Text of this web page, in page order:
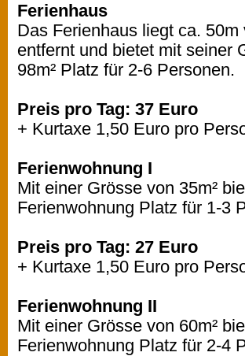
Ferienhaus
Das Ferienhaus liegt ca. 50m
entfernt und bietet mit seiner
98m² Platz für 2-6 Personen.
Preis pro Tag: 37 Euro
+ Kurtaxe 1,50 Euro pro
Ferienwohnung I
Mit einer Grösse von 35m²
Ferienwohnung Platz für 1-3
Preis pro Tag: 27 Euro
+ Kurtaxe 1,50 Euro pro
Ferienwohnung II
Mit einer Grösse von 60m²
Ferienwohnung Platz für 2-4